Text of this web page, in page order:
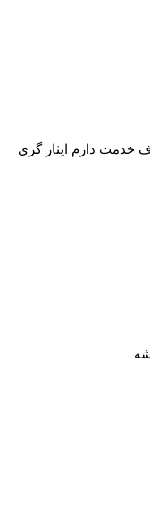
۳ماه اضاف خدمت دارم ایثار گری